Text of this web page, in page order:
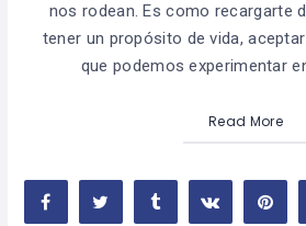
nos rodean. Es como recargarte
tener un propósito de vida,
que podemos experimentar
Read More